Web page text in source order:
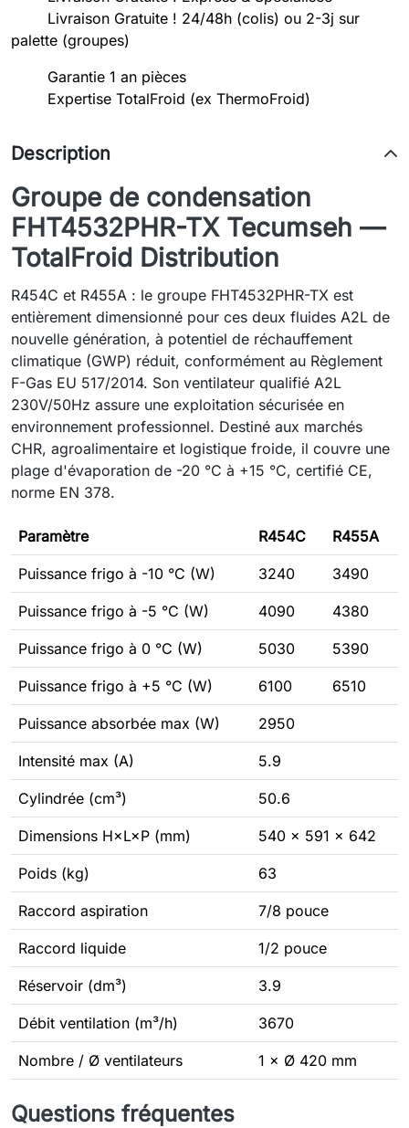
Livraison Gratuite ! 24/48h (colis) ou 2-3j sur
palette (groupes)
Garantie 1 an pièces
Expertise TotalFroid (ex ThermoFroid)
Description
Groupe de condensation
FHT4532PHR-TX Tecumseh —
TotalFroid Distribution
R454C et R455A : le groupe FHT4532PHR-TX est
entièrement dimensionné pour ces deux fluides A2L de
nouvelle génération, à potentiel de réchauffement
climatique (GWP) réduit, conformément au Règlement
F-Gas EU 517/2014. Son ventilateur qualifié A2L
230V/50Hz assure une exploitation sécurisée en
environnement professionnel. Destiné aux marchés
CHR, agroalimentaire et logistique froide, il couvre une
plage d'évaporation de -20 °C à +15 °C, certifié CE,
norme EN 378.
Paramètre R454C R455A
Puissance frigo à -10 °C (W) 3240 3490
Puissance frigo à -5 °C (W) 4090 4380
Puissance frigo à 0 °C (W) 5030 5390
Puissance frigo à +5 °C (W) 6100 6510
Puissance absorbée max (W) 2950
Intensité max (A) 5.9
Cylindrée (cm³) 50.6
Dimensions H×L×P (mm) 540 × 591 × 642
Poids (kg) 63
Raccord aspiration 7/8 pouce
Raccord liquide 1/2 pouce
Réservoir (dm³) 3.9
Débit ventilation (m³/h) 3670
Nombre / Ø ventilateurs 1 × Ø 420 mm
Questions fréquentes